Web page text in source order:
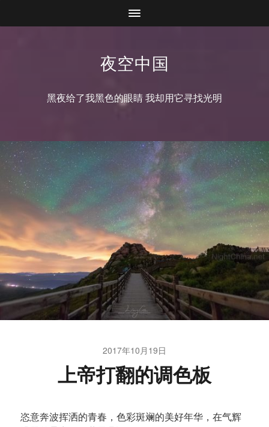
夜空中国
黑夜给了我黑色的眼睛 我却用它寻找光明
2017年10月19日
上帝打翻的调色板
恣意奔波挥洒的青春，色彩斑斓的美好年华，在气辉